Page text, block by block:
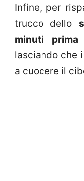
Infine, per
trucco dello
minuti prima
lasciando che
a cuocere il